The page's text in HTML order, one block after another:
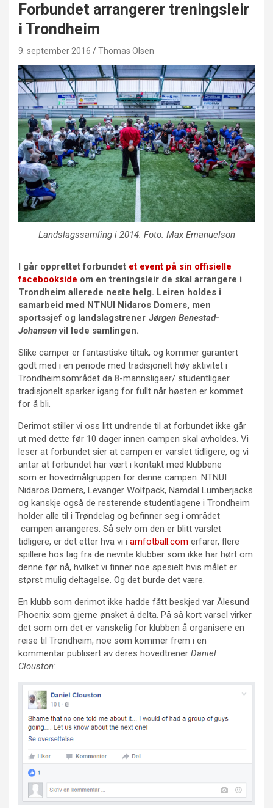
Forbundet arrangerer treningsleir
i Trondheim
9. september 2016 Thomas Olsen
Landslagssamling i 2014. Foto: Max Emanuelson
I går opprettet forbundet et event på sin offisielle
facebookside om en treningsleir de skal arrangere i
Trondheim allerede neste helg. Leiren holdes i
samarbeid med NTNUI Nidaros Domers, men
sportssjef og landslagstrener Jørgen Benestad-
Johansenvil lede samlingen.
Slike camper er fantastiske tiltak, og kommer garantert
godt med i en periode med tradisjonelt høy aktivitet i
Trondheimsområdet da 8-mannsligaer/ studentligaer
tradisjonelt sparker igang for fullt når høsten er kommet
for å bli.
Derimot stiller vi oss litt undrende til at forbundet ikke går
ut med dette før 10 dager innen campen skal avholdes. Vi
leser at forbundet sier at campen er varslet tidligere, og vi
antar at forbundet har vært i kontakt med klubbene
som er hovedmålgruppen for denne campen. NTNUI
Nidaros Domers, Levanger Wolfpack, Namdal Lumberjacks
og kanskje også de resterende studentlagene i Trondheim
holder alle til i Trøndelag og befinner seg i området
campen arrangeres. Så selv om den er blitt varslet
tidligere, er det etter hva vi i amfotball.com erfarer, flere
spillere hos lag fra de nevnte klubber som ikke har hørt om
denne før nå, hvilket vi finner noe spesielt hvis målet er
størst mulig deltagelse. Og det burde det være.
En klubb som derimot ikke hadde fått beskjed var Ålesund
Phoenix som gjerne ønsket å delta. På så kort varsel virker
det som om det er vanskelig for klubben å organisere en
reise til Trondheim, noe som kommer frem i en
kommentar publisert av deres hovedtrener Daniel
Clouston: